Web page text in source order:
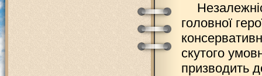
головної
скутого
призводить